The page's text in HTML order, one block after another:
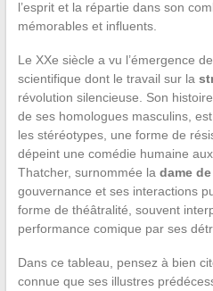
l’esprit et la répartie dans son
mémorables et influents.
Le XXe siècle a vu l’émergence
scientifique dont le travail sur la
révolution silencieuse. Son
de ses homologues masculins,
les stéréotypes, une forme de
dépeint une comédie humaine
Thatcher, surnommée la dame
gouvernance et ses interactions
forme de théâtralité, souvent
performance comique par ses
Dans ce tableau, pensez à bien
connue que ses illustres